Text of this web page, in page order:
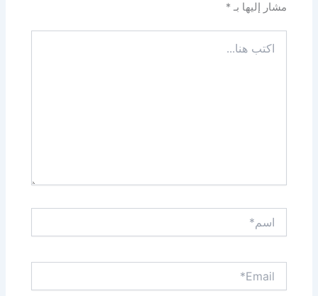
مشار إليها بـ*
هنا...